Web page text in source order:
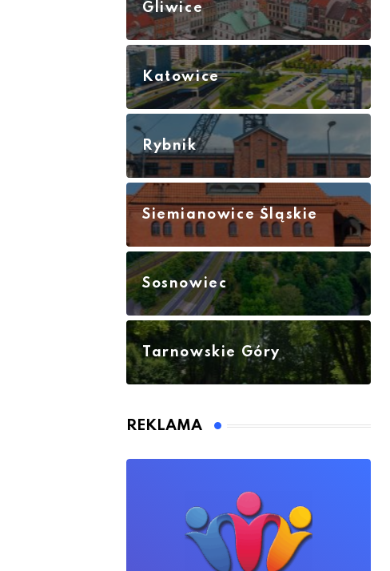
Gliwice
Katowice
Rybnik
Siemianowice Śląskie
Sosnowiec
Tarnowskie Góry
REKLAMA